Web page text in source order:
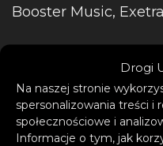
Drogi
Na naszej stronie
spersonalizowania treści i
społecznościowe i
Informacje o tym, jak
Booster Music,